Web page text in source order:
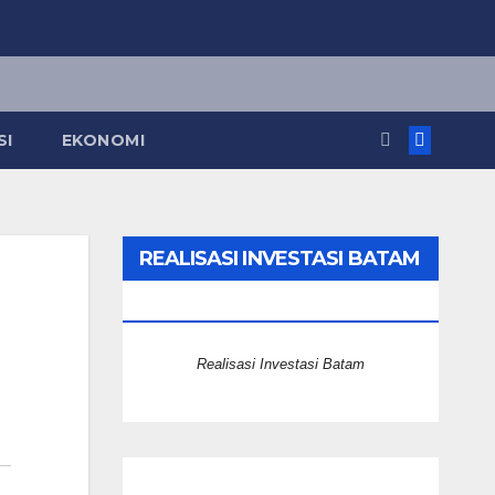
EKONOMI
REALISASI INVESTASI BATAM
Realisasi Investasi Batam